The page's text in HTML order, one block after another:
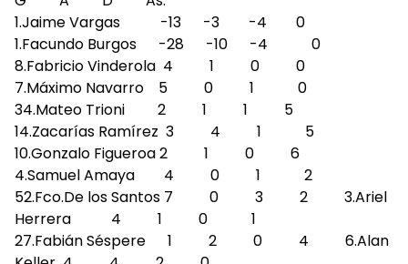
1.Jaime Vargas -13 -3 -4 0
1.Facundo Burgos -28 -10 -4 0
8.Fabricio Vinderola 4 1 0 0
7.Máximo Navarro 5 0 1 0
34.Mateo Trioni 2 1 1 5
14.Zacarías Ramírez 3 4 1 5
10.Gonzalo Figueroa 2 1 0 6
4.Samuel Amaya 4 0 1 2
52.Fco.De los Santos 7 0 3 2 3.Ariel
Herrera 4 1 0 1
27.Fabián Séspere 1 2 0 4 6.Alan